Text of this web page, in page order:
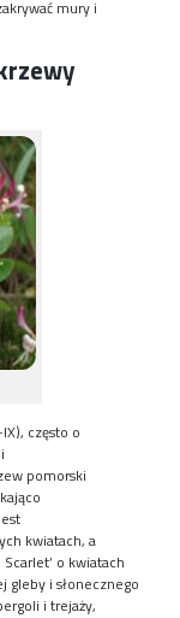
mury i
, często o
pomorski
kwiatach, a
Scarlet’ o kwiatach
gleby i słonecznego
i trejaży,